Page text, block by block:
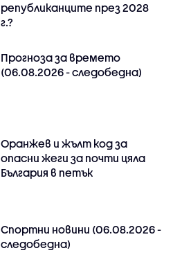
републиканците през 2028
г.?
Прогноза за времето
(06.08.2026 - следобедна)
Оранжев и жълт код за
опасни жеги за почти цяла
България в петък
Спортни новини (06.08.2026 -
следобедна)